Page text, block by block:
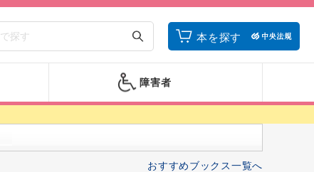
本を探す
障害者
おすすめブックス一覧へ